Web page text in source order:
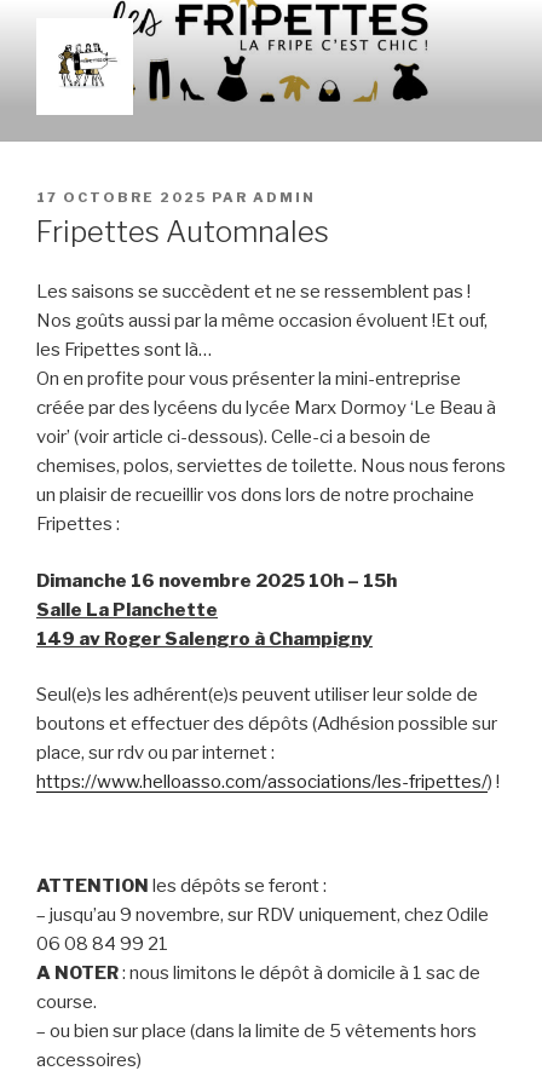
contenu
LES FRIPETTES
PUBLIÉ
LE
17 OCTOBRE 2025 PAR ADMIN
Fripettes Automnales
Les saisons se succèdent et ne se ressemblent pas !
Nos goûts aussi par la même occasion évoluent !Et ouf,
les Fripettes sont là…
On en profite pour vous présenter la mini-entreprise
créée par des lycéens du lycée Marx Dormoy ‘Le Beau à
voir’ (voir article ci-dessous). Celle-ci a besoin de
chemises, polos, serviettes de toilette. Nous nous ferons
un plaisir de recueillir vos dons lors de notre prochaine
Fripettes :
Dimanche 16 novembre 2025 10h – 15h
Salle La Planchette
149 av Roger Salengro à Champigny
Seul(e)s les adhérent(e)s peuvent utiliser leur solde de
boutons et effectuer des dépôts (Adhésion possible sur
place, sur rdv ou par internet :
https://www.helloasso.com/associations/les-fripettes/) !
ATTENTION les dépôts se feront :
– jusqu’au 9 novembre, sur RDV uniquement, chez Odile
06 08 84 99 21
A NOTER: nous limitons le dépôt à domicile à 1 sac de
course.
– ou bien sur place (dans la limite de 5 vêtements hors
accessoires)